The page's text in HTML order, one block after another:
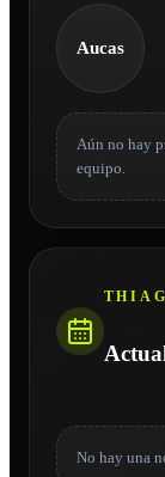
Aucas
Aún no hay
equipo.
No hay una